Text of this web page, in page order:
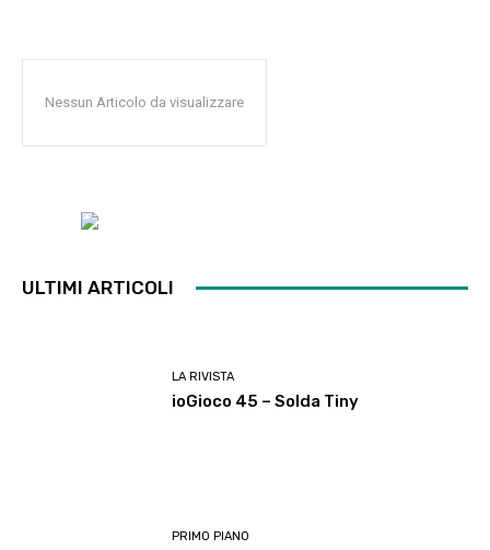
Nessun Articolo da visualizzare
ULTIMI ARTICOLI
LA RIVISTA
ioGioco 45 – Solda Tiny
PRIMO PIANO